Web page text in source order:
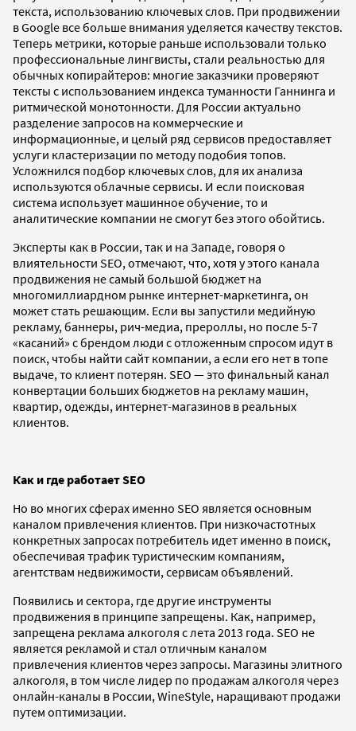
текста, использованию ключевых слов. При продвижении
в Google все больше внимания уделяется качеству текстов.
Теперь метрики, которые раньше использовали только
профессиональные лингвисты, стали реальностью для
обычных копирайтеров: многие заказчики проверяют
тексты с использованием индекса туманности Ганнинга и
ритмической монотонности. Для России актуально
разделение запросов на коммерческие и
информационные, и целый ряд сервисов предоставляет
услуги кластеризации по методу подобия топов.
Усложнился подбор ключевых слов, для их анализа
используются облачные сервисы. И если поисковая
система использует машинное обучение, то и
аналитические компании не смогут без этого обойтись.
Эксперты как в России, так и на Западе, говоря о
влиятельности SEO, отмечают, что, хотя у этого канала
продвижения не самый большой бюджет на
многомиллиардном рынке интернет-маркетинга, он
может стать решающим. Если вы запустили медийную
рекламу, баннеры, рич-медиа, прероллы, но после 5-7
«касаний» с брендом люди с отложенным спросом идут в
поиск, чтобы найти сайт компании, а если его нет в топе
выдаче, то клиент потерян. SEO — это финальный канал
конвертации больших бюджетов на рекламу машин,
квартир, одежды, интернет-магазинов в реальных
клиентов.
Как и где работает SEO
Но во многих сферах именно SEO является основным
каналом привлечения клиентов. При низкочастотных
конкретных запросах потребитель идет именно в поиск,
обеспечивая трафик туристическим компаниям,
агентствам недвижимости, сервисам объявлений.
Появились и сектора, где другие инструменты
продвижения в принципе запрещены. Как, например,
запрещена реклама алкоголя с лета 2013 года. SEO не
является рекламой и стал отличным каналом
привлечения клиентов через запросы. Магазины элитного
алкоголя, в том числе лидер по продажам алкоголя через
онлайн-каналы в России, WineStyle, наращивают продажи
путем оптимизации.